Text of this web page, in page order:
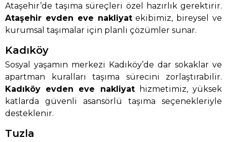
Ataşehir’de taşıma süreçleri özel hazırlık gerektirir.
Ataşehir evden eve nakliyatekibimiz, bireysel ve
kurumsal taşımalar için planlı çözümler sunar.
Kadıköy
Sosyal yaşamın merkezi Kadıköy’de dar sokaklar ve
apartman kuralları taşıma sürecini zorlaştırabilir.
Kadıköy evden eve nakliyathizmetimiz, yüksek
katlarda güvenli asansörlü taşıma seçenekleriyle
desteklenir.
Tuzla